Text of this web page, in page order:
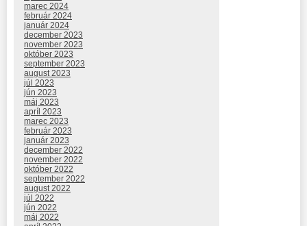
marec 2024
február 2024
január 2024
december 2023
november 2023
október 2023
september 2023
august 2023
júl 2023
jún 2023
máj 2023
apríl 2023
marec 2023
február 2023
január 2023
december 2022
november 2022
október 2022
september 2022
august 2022
júl 2022
jún 2022
máj 2022